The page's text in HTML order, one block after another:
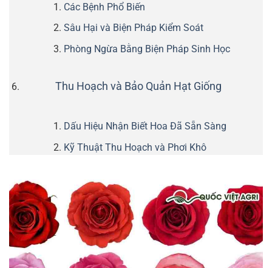
Các Bệnh Phổ Biến
Sâu Hại và Biện Pháp Kiểm Soát
Phòng Ngừa Bằng Biện Pháp Sinh Học
Thu Hoạch và Bảo Quản Hạt Giống
Dấu Hiệu Nhận Biết Hoa Đã Sẵn Sàng
Kỹ Thuật Thu Hoạch và Phơi Khô